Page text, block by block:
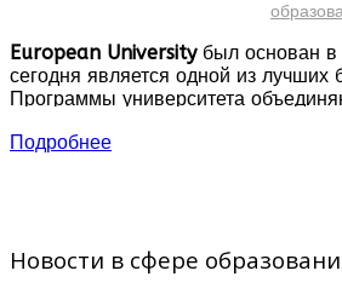
European Universityбыл основан в
сегодня является одной из
Программы университета
Вам уникальную возможность
Во всех кампусах существует
преподавание ведется на
Подробнее
Новости в сфере